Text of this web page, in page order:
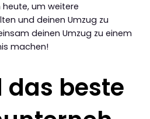
heute, um weitere
und deinen Umzug zu
deinen Umzug zu einem
machen!
das beste